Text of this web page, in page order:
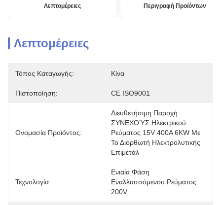
Λεπτομέρειες Περιγραφή Προϊόντων
Λεπτομέρειες
Τόπος Καταγωγής: Κίνα
Πιστοποίηση: CE ISO9001
Ονομασία Προϊόντος:
Διευθετήσιμη Παροχή
ΣΥΝΕΧΟΎΣ Ηλεκτρικού
Ρεύματος 15V 400A 6KW Με
Το Διορθωτή Ηλεκτρολυτικής
Επιμετάλ
Τεχνολογία:
Ενιαία Φάση
Εναλλασσόμενου Ρεύματος
200V